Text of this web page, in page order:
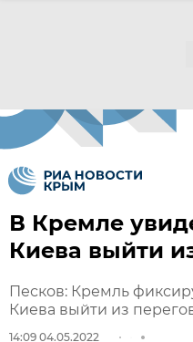
В Кремле
Киева выйти
Песков: Кремль
Киева выйти из
14:09 04.05.2022